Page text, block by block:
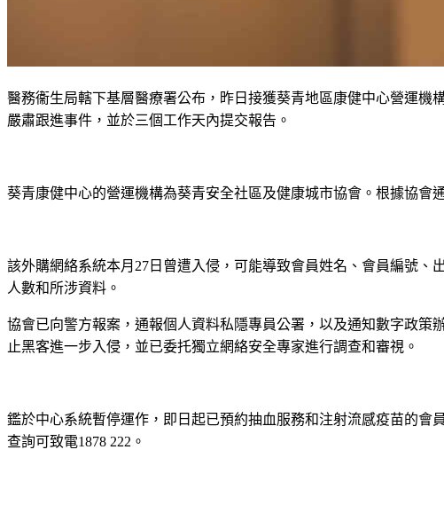
醫務衞生局轄下基層醫療署公布，昨日接獲葵青地區康健中心營運
嚴肅跟進事件，並於三個工作天內提交報告。
葵青康健中心的營運機構為葵青安全社區及健康城市協會。根據協會
該外購網絡系統本月27日曾遭入侵，可能導致會員姓名、會員編號
人數和所涉資料。
協會已向警方報案，通報個人資料私隱專員公署，以及通知數字政
止黑客進一步入侵，並已委托獨立網絡安全專家進行調查和審視。
鑑於中心系統暫停運作，即日起已預約抽血服務和注射流感疫苗的會
查詢可致電1878 222。